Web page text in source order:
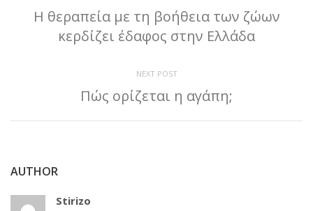
Η θεραπεία με τη βοήθεια των ζώων
κερδίζει έδαφος στην Ελλάδα
NEXT POST
Πώς ορίζεται η αγάπη;
AUTHOR
Stirizo